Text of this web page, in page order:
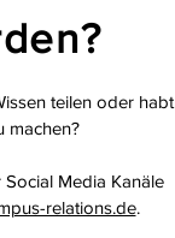
teilen oder habt
machen?
Media Kanäle
relations.de.